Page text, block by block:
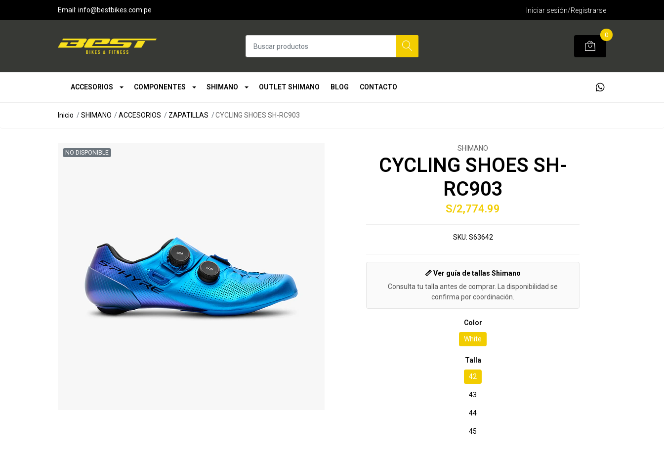
Email: info@bestbikes.com.pe Iniciar sesión/Registrarse
0
ACCESORIOS COMPONENTES SHIMANO OUTLET SHIMANO BLOG CONTACTO
Inicio SHIMANO ACCESORIOS ZAPATILLAS CYCLING SHOES SH-RC903
NO DISPONIBLE
SHIMANO
CYCLING SHOES SH-
RC903
S/2,774.99
SKU: S63642
📏 Ver guía de tallas Shimano
Consulta tu talla antes de comprar. La disponibilidad se
confirma por coordinación.
Color
White
Talla
42
43
44
45